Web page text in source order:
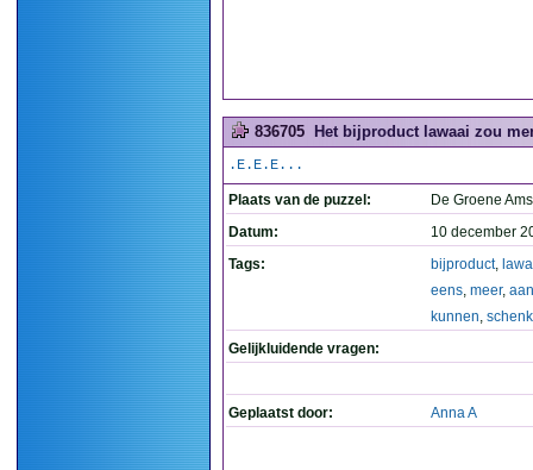
836705 Het bijproduct lawaai zou
.E.E.E...
Plaats van de puzzel:
De Groene
Datum:
10 december
Tags:
bijproduct,
eens, meer,
kunnen,
Gelijkluidende vragen:
Geplaatst door: Anna A